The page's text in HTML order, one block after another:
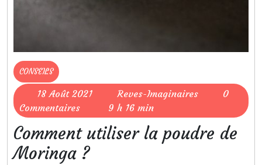
CONSEILS
18 Août 202118
Août
2021
Reves-ImaginairesReves-
Imaginaires
0
Commentaires
9 h 16 min
Comment utiliser la poudre de
Moringa ?